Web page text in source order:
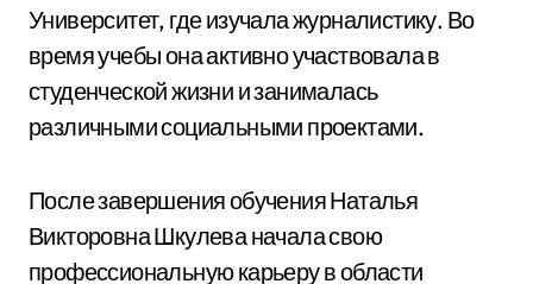
Университет, где изучала журналистику. Во
время учебы она активно участвовала в
студенческой жизни и занималась
различными социальными проектами.
После завершения обучения Наталья
Викторовна Шкулева начала свою
профессиональную карьеру в области